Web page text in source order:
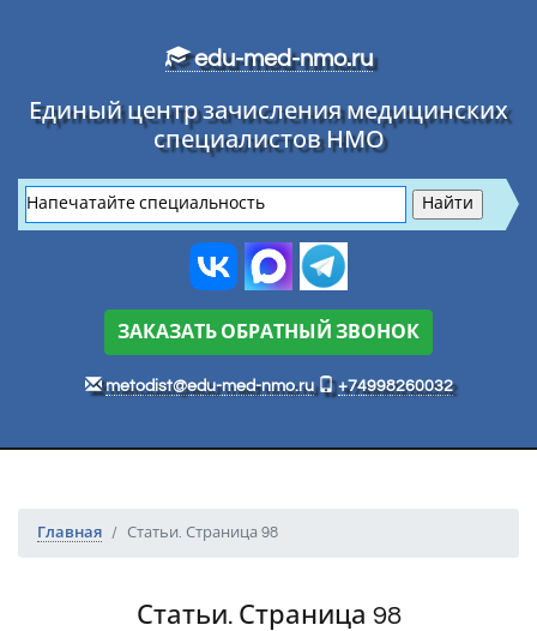
edu-med-nmo.ru
Единый центр зачисления медицинских
специалистов НМО
ЗАКАЗАТЬ ОБРАТНЫЙ ЗВОНОК
metodist@edu-med-nmo.ru +74998260032
Главная Статьи. Страница 98
Статьи. Страница 98